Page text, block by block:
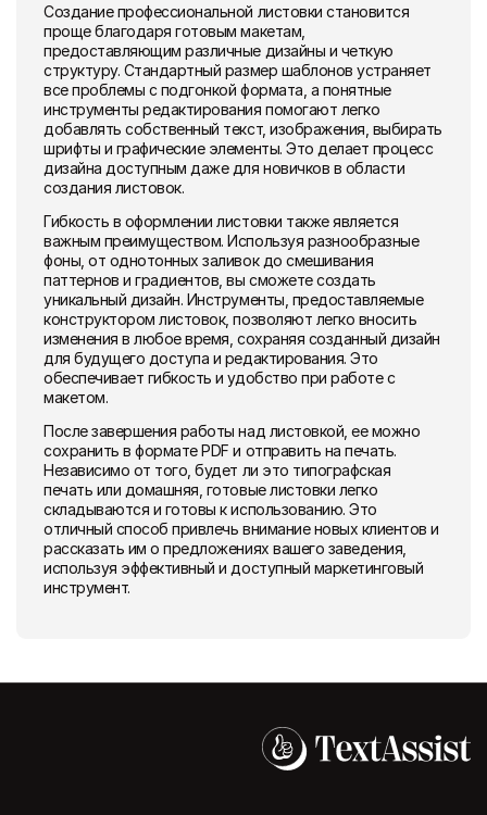
Создание профессиональной листовки становится
проще благодаря готовым макетам,
предоставляющим различные дизайны и четкую
структуру. Стандартный размер шаблонов устраняет
все проблемы с подгонкой формата, а понятные
инструменты редактирования помогают легко
добавлять собственный текст, изображения, выбирать
шрифты и графические элементы. Это делает процесс
дизайна доступным даже для новичков в области
создания листовок.
Гибкость в оформлении листовки также является
важным преимуществом. Используя разнообразные
фоны, от однотонных заливок до смешивания
паттернов и градиентов, вы сможете создать
уникальный дизайн. Инструменты, предоставляемые
конструктором листовок, позволяют легко вносить
изменения в любое время, сохраняя созданный дизайн
для будущего доступа и редактирования. Это
обеспечивает гибкость и удобство при работе с
макетом.
После завершения работы над листовкой, ее можно
сохранить в формате PDF и отправить на печать.
Независимо от того, будет ли это типографская
печать или домашняя, готовые листовки легко
складываются и готовы к использованию. Это
отличный способ привлечь внимание новых клиентов и
рассказать им о предложениях вашего заведения,
используя эффективный и доступный маркетинговый
инструмент.